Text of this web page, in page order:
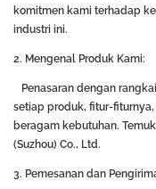
komitmen kami terhadap
industri ini.
2. Mengenal Produk Kami:
Penasaran dengan
setiap produk, fitur-
beragam kebutuhan.
(Suzhou) Co., Ltd.
3. Pemesanan dan